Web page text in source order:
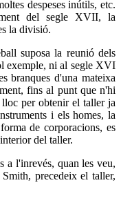
despeses inútils, etc.
del segle XVII, la
la divisió.
suposa la reunió dels
exemple, ni al segle XVI
branques d'una mateixa
fins al punt que n'hi
per obtenir el taller ja
i els homes, la
de corporacions, es
del taller.
a l'inrevés, quan les veu,
precedeix el taller,